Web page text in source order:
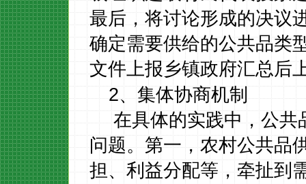
最后，将讨论形成的决议
确定需要供给的公共品类
文件上报乡镇政府汇总后
2、集体协商机制
在具体的实践中，公共
问题。第一，农村公共品
担、利益分配等，牵扯到